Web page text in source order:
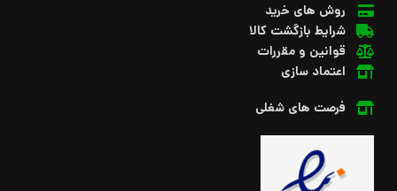
روش های خرید
شرایط بازگشت کالا
قوانین و مقررات
اعتماد سازی
فرصت های شغلی